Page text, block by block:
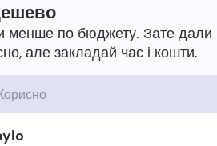
менше по бюджету. Зате дали